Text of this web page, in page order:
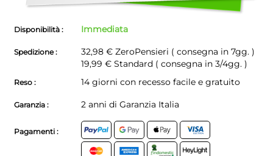
Disponibilità : Immediata
Spedizione : 32,98 € ZeroPensieri ( consegna in 7gg. )
19,99 € Standard ( consegna in 3/4gg. )
Reso : 14 giorni con recesso facile e gratuito
Garanzia : 2 anni di Garanzia Italia
Pagamenti :